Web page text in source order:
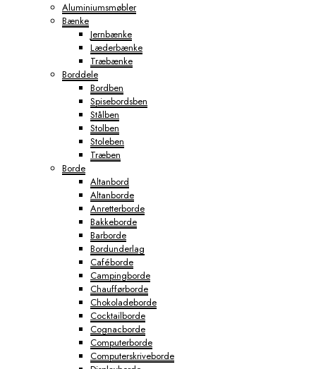
Aluminiumsmøbler
Bænke
Jernbænke
Læderbænke
Træbænke
Borddele
Bordben
Spisebordsben
Stålben
Stolben
Stoleben
Træben
Borde
Altanbord
Altanborde
Anretterborde
Bakkeborde
Barborde
Bordunderlag
Caféborde
Campingborde
Chaufførborde
Chokoladeborde
Cocktailborde
Cognacborde
Computerborde
Computerskriveborde